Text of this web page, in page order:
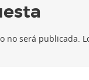
no será publicada.